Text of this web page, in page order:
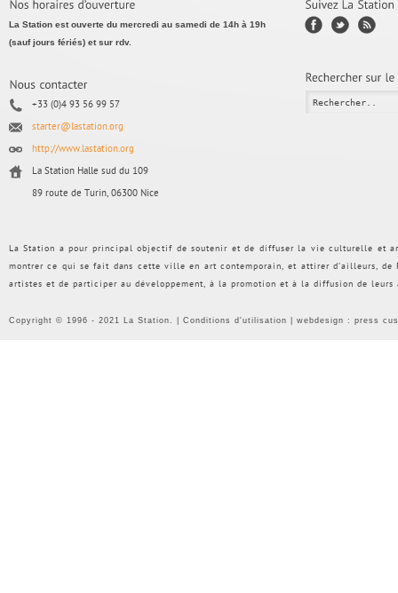
La Station est ouverte du mercredi au samedi de 14h à 19h
(sauf jours fériés) et sur rdv.
+33 (0)4 93 56 99 57
starter@lastation.org
http://www.lastation.org
La Station Halle sud du 109
89 route de Turin, 06300 Nice
La Station a pour principal objectif de soutenir et de diffuser la vie culturelle et
montrer ce qui se fait dans cette ville en art contemporain, et attirer d’ailleurs, de
artistes et de participer au développement, à la promotion et à la diffusion de
Copyright © 1996 - 2021 La Station. | Conditions d'utilisation | webdesign : press